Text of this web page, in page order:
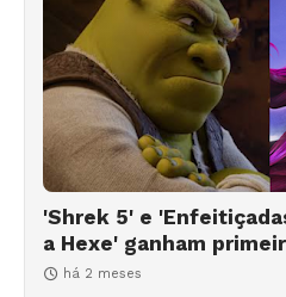
'Shrek 5' e
a Hexe' ganham
há 2 meses